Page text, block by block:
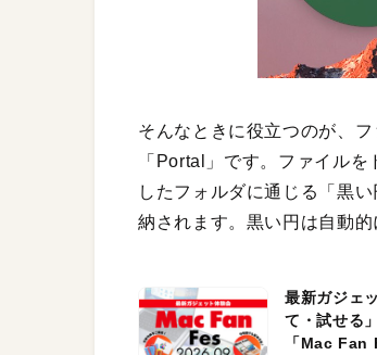
そんなときに役立つのが、
「Portal」です。ファイル
したフォルダに通じる「黒
納されます。黒い円は自動
最新ガジェ
て・試せる
「Mac Fan